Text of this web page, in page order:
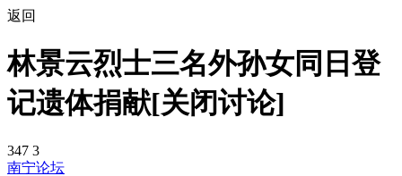
返回
林景云烈士三名外孙女同日登
记遗体捐献[关闭讨论]
347 3
南宁论坛